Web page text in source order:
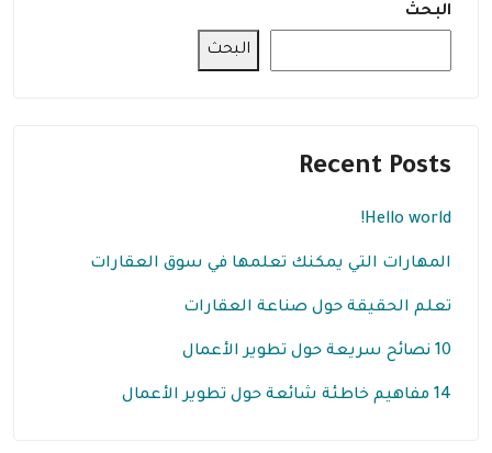
البحث
البحث
Recent Posts
Hello world!
المهارات التي يمكنك تعلمها في سوق العقارات
تعلم الحقيقة حول صناعة العقارات
10 نصائح سريعة حول تطوير الأعمال
14 مفاهيم خاطئة شائعة حول تطوير الأعمال